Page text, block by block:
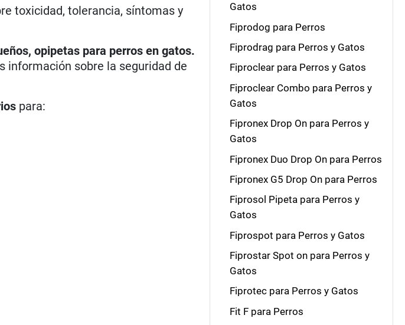
toxicidad, tolerancia, síntomas y
opipetas para perros en gatos.
información sobre la seguridad de
para:
Gatos
Fiprodog para Perros
Fiprodrag para Perros y Gatos
Fiproclear para Perros y Gatos
Fiproclear Combo para Perros y
Gatos
Fipronex Drop On para Perros y
Gatos
Fipronex Duo Drop On para Perros
Fipronex G5 Drop On para Perros
Fiprosol Pipeta para Perros y
Gatos
Fiprospot para Perros y Gatos
Fiprostar Spot on para Perros y
Gatos
Fiprotec para Perros y Gatos
Fit F para Perros